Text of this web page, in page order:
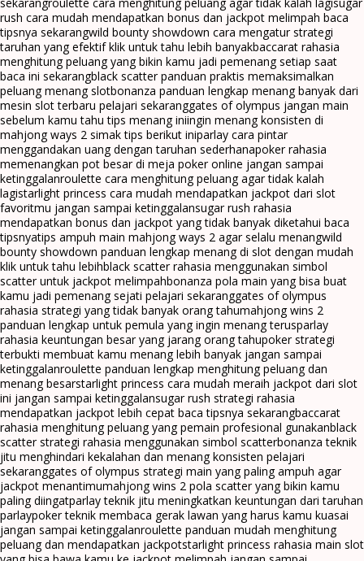
rush cara mudah mendapatkan bonus dan jackpot melimpah baca
tipsnya sekarangwild bounty showdown cara mengatur strategi
taruhan yang efektif klik untuk tahu lebih banyakbaccarat rahasia
menghitung peluang yang bikin kamu jadi pemenang setiap saat
baca ini sekarangblack scatter panduan praktis memaksimalkan
peluang menang slotbonanza panduan lengkap menang banyak dari
mesin slot terbaru pelajari sekaranggates of olympus jangan main
sebelum kamu tahu tips menang iniingin menang konsisten di
mahjong ways 2 simak tips berikut iniparlay cara pintar
menggandakan uang dengan taruhan sederhanapoker rahasia
memenangkan pot besar di meja poker online jangan sampai
ketinggalanroulette cara menghitung peluang agar tidak kalah
lagistarlight princess cara mudah mendapatkan jackpot dari slot
favoritmu jangan sampai ketinggalansugar rush rahasia
mendapatkan bonus dan jackpot yang tidak banyak diketahui baca
tipsnyatips ampuh main mahjong ways 2 agar selalu menangwild
bounty showdown panduan lengkap menang di slot dengan mudah
klik untuk tahu lebihblack scatter rahasia menggunakan simbol
scatter untuk jackpot melimpahbonanza pola main yang bisa buat
kamu jadi pemenang sejati pelajari sekaranggates of olympus
rahasia strategi yang tidak banyak orang tahumahjong wins 2
panduan lengkap untuk pemula yang ingin menang terusparlay
rahasia keuntungan besar yang jarang orang tahupoker strategi
terbukti membuat kamu menang lebih banyak jangan sampai
ketinggalanroulette panduan lengkap menghitung peluang dan
menang besarstarlight princess cara mudah meraih jackpot dari slot
ini jangan sampai ketinggalansugar rush strategi rahasia
mendapatkan jackpot lebih cepat baca tipsnya sekarangbaccarat
rahasia menghitung peluang yang pemain profesional gunakanblack
scatter strategi rahasia menggunakan simbol scatterbonanza teknik
jitu menghindari kekalahan dan menang konsisten pelajari
sekaranggates of olympus strategi main yang paling ampuh agar
jackpot menantimumahjong wins 2 pola scatter yang bikin kamu
paling diingatparlay teknik jitu meningkatkan keuntungan dari taruhan
parlaypoker teknik membaca gerak lawan yang harus kamu kuasai
jangan sampai ketinggalanroulette panduan mudah menghitung
peluang dan mendapatkan jackpotstarlight princess rahasia main slot